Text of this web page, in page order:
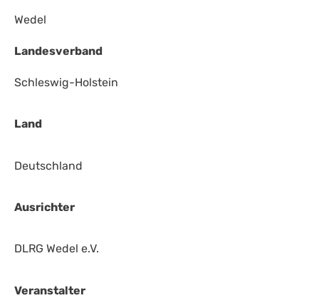
Wedel
Landesverband
Schleswig-Holstein
Land
Deutschland
Ausrichter
DLRG Wedel e.V.
Veranstalter